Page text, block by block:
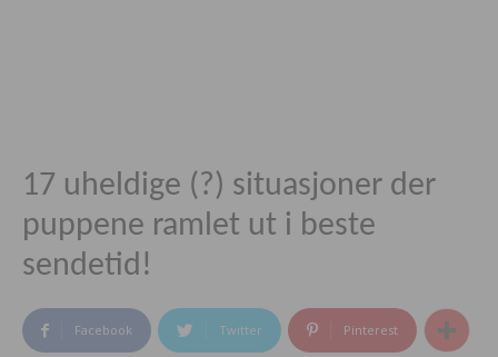
17 uheldige (?) situasjoner der
puppene ramlet ut i beste
sendetid!
Facebook Twitter Pinterest